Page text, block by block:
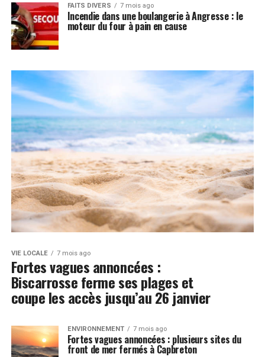
FAITS DIVERS 7 mois ago
Incendie dans une boulangerie à Angresse : le
moteur du four à pain en cause
VIE LOCALE 7 mois ago
Fortes vagues annoncées :
Biscarrosse ferme ses plages et
coupe les accès jusqu’au 26 janvier
ENVIRONNEMENT 7 mois ago
Fortes vagues annoncées : plusieurs sites du
front de mer fermés à Capbreton